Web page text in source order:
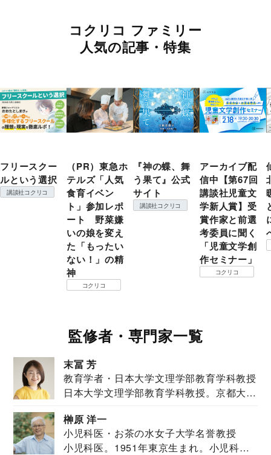
コクリコ ファミリー
人気の記事・特集
フリースクー
ルという選択
講談社コクリコ
（PR）東急ホ
テルズ「人気
食育イベン
ト」参加レポ
ート 野菜嫌
いの娘を変え
た「もったい
ない！」の精
神
コクリコ
『神の蝶、舞
う果て』公式
サイト
講談社コクリコ
アーカイブ配
信中【第67回
講談社児童文
学新人賞】受
賞作家と前選
考委員に聞く
「児童文学創
作セミナー」
コクリコ
監修者・専門家一覧
末冨 芳
教育学者・日本大学文理学部教育学科教授
日本大学文理学部教育学科教授。京都大学
榊原 洋一
小児科医・お茶の水女子大学名誉教授
小児科医。1951年東京生まれ。小児科